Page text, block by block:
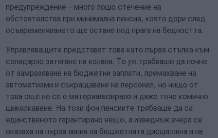
предупреждение – много лошо стечение на
обстоятелства при минимална пенсия, която дори след
осъвременяването ще остане под прага на бедността.
Управляващите представят това като първа стъпка към
солидарно затягане на колани. То уж трябваше да почне
от замразяване на бюджетни заплати, премахване на
автоматизми и съкращаване на персонал, но нищо от
това още не се е материализирало и даже тече комично
шикалкавене. На този фон пенсиите трябваше да са
единственото гарантирано нещо, а изведнъж вчера се
оказаха на първа линия на бюджетната дисциплина и на